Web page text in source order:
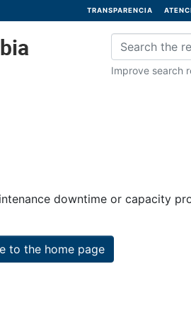
TRANSPARENCIA
Improve search
downtime or capacity
to the home page